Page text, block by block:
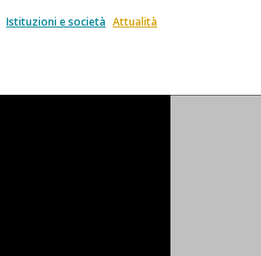
Istituzioni e società Attualità